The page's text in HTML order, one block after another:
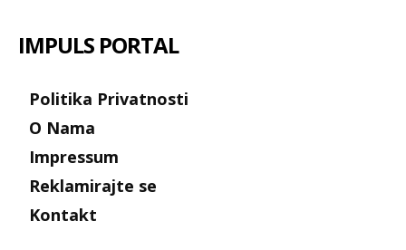
IMPULS PORTAL
Politika Privatnosti
O Nama
Impressum
Reklamirajte se
Kontakt